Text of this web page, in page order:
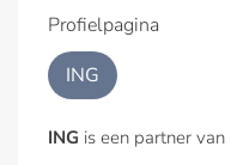
Profielpagina
ING
ING is een partner van